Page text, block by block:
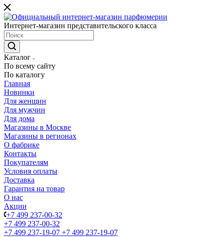
Интернет-магазин представительского класса
Каталог
По всему сайту
По каталогу
Главная
Новинки
Для женщин
Для мужчин
Для дома
Магазины в Москве
Магазины в регионах
О фабрике
Контакты
Покупателям
Условия оплаты
Доставка
Гарантия на товар
О нас
Акции
+7 499 237-00-32
+7 499 237-00-32
+7 499 237-19-07 +7 499 237-19-07